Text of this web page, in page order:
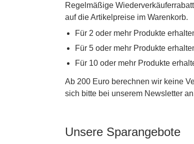
Regelmäßige
auf die Artikelpreise im Warenkorb.
Für 2 oder mehr Produkte
Für 5 oder mehr Produkte
Für 10 oder mehr Produkte
Ab 200 Euro berechnen wir keine
sich bitte bei unserem Newsletter
Unsere Sparangebote